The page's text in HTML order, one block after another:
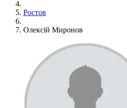
Ростов
Олексій Миронов